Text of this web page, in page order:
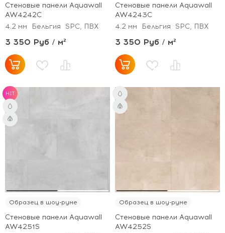
Стеновые панели Aquawall
AW4242C
4.2 мм
Бельгия SPC, ПВХ
3 350 Руб / м²
Стеновые панели Aquawall
AW4243C
4.2 мм
Бельгия SPC, ПВХ
3 350 Руб / м²
HIT
Образец в шоу-руме
Стеновые панели Aquawall
AW4251S
Образец в шоу-руме
Стеновые панели Aquawall
AW4252S